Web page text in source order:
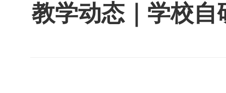
教学动态｜学校自